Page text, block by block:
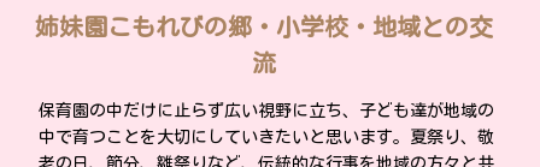
姉妹園こもれびの郷・小学校・地域との交
流
保育園の中だけに止らず広い視野に立ち、子ども達が地域の
中で育つことを大切にしていきたいと思います。夏祭り、敬
老の日、節分、雛祭りなど、伝統的な行事を地域の方々と共